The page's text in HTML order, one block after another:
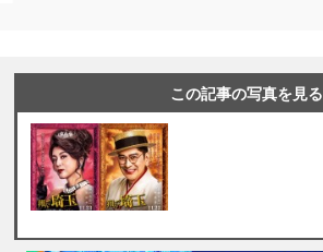
この記事の写真を見る